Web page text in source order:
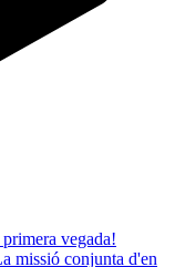
vegada!